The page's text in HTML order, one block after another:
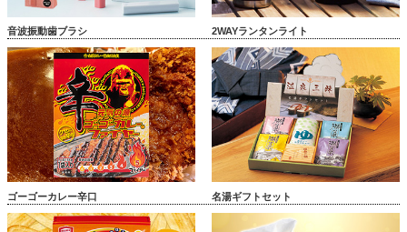
音波振動歯ブラシ 2WAYランタンライト
ゴーゴーカレー辛口 名湯ギフトセット